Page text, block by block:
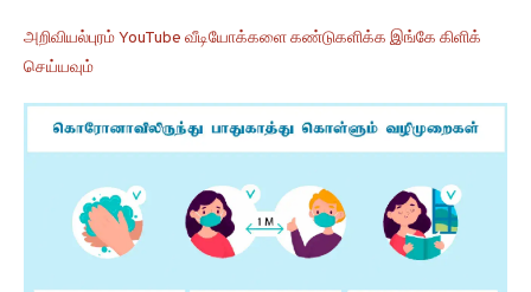
அறிவியல்புரம் YouTube வீடியோக்களை கண்டுகளிக்க இங்கே கிளிக்
செய்யவும்